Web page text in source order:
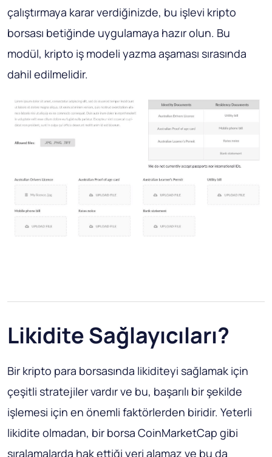
çalıştırmaya karar verdiğinizde, bu işlevi kripto
borsası betiğinde uygulamaya hazır olun. Bu
modül, kripto iş modeli yazma aşaması sırasında
dahil edilmelidir.
Likidite Sağlayıcıları?
Bir kripto para borsasında likiditeyi sağlamak için
çeşitli stratejiler vardır ve bu, başarılı bir şekilde
işlemesi için en önemli faktörlerden biridir. Yeterli
likidite olmadan, bir borsa CoinMarketCap gibi
sıralamalarda hak ettiği yeri alamaz ve bu da